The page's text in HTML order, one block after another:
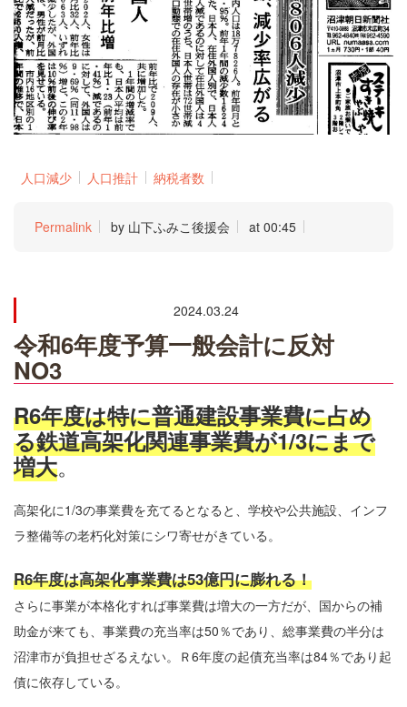
人口減少 人口推計 納税者数
Permalink by 山下ふみこ後援会 at 00:45
2024.03.24
令和6年度予算一般会計に反対
NO3
R6年度は特に普通建設事業費に占め
る鉄道高架化関連事業費が1/3にまで
増大。
高架化に1/3の事業費を充てるとなると、学校や公共施設、インフ
ラ整備等の老朽化対策にシワ寄せがきている。
R6年度は高架化事業費は53億円に膨れる！
さらに事業が本格化すれば事業費は増大の一方だが、国からの補
助金が来ても、事業費の充当率は50％であり、総事業費の半分は
沼津市が負担せざるえない。Ｒ6年度の起債充当率は84％であり起
債に依存している。